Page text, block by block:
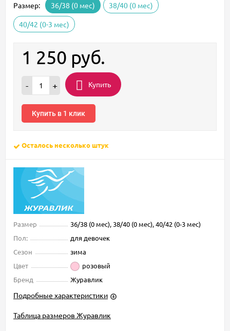
Размер: 36/38 (0 мес) 38/40 (0 мес)
40/42 (0-3 мес)
1 250 руб.
- + Купить
Купить в 1 клик
Осталось несколько штук
Размер
36/38 (0 мес), 38/40 (0 мес), 40/42 (0-3 мес)
Пол:
для девочек
Сезон
зима
Цвет
розовый
Бренд
Журавлик
Подробные характеристики
Таблица размеров Журавлик